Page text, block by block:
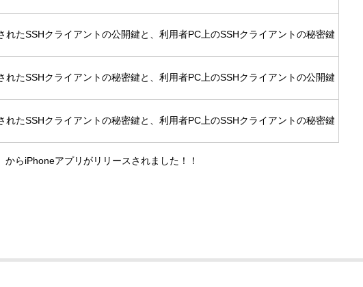
れたSSHクライアントの公開鍵と、利用者PC上のSSHクライアントの秘密鍵
れたSSHクライアントの秘密鍵と、利用者PC上のSSHクライアントの公開鍵
れたSSHクライアントの秘密鍵と、利用者PC上のSSHクライアントの秘密鍵
からiPhoneアプリがリリースされました！！